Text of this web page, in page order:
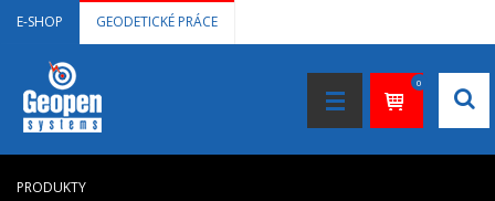
E-SHOP GEODETICKÉ PRÁCE
0
PRODUKTY